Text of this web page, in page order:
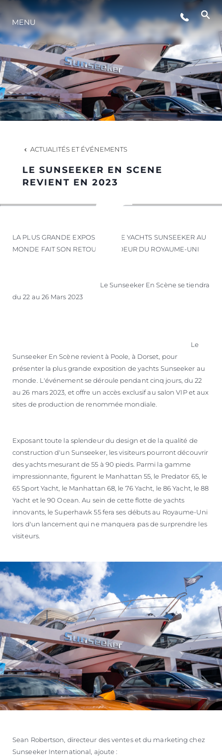
STYLE DE VIE
L'INNOVATION
LA SOCIÉTÉ
NOTRE ÉQUIPE
NOTRE HÉRITAGE
MENU
ACTUALITÉS ET ÉVÉNEMENTS
LE SUNSEEKER EN SCENE
REVIENT EN 2023
LA PLUS GRANDE EXPOSITION DE YACHTS SUNSEEKER AU
MONDE FAIT SON RETOUR AU COEUR DU ROYAUME-UNI
Le Sunseeker En Scène se tiendra
du 22 au 26 Mars 2023
Le
Sunseeker En Scène revient à Poole, à Dorset, pour
présenter la plus grande exposition de yachts Sunseeker au
monde. L'événement se déroule pendant cinq jours, du 22
au 26 mars 2023, et offre un accès exclusif au salon VIP et aux
sites de production de renommée mondiale.
Exposant toute la splendeur du design et de la qualité de
construction d'un Sunseeker, les visiteurs pourront découvrir
des yachts mesurant de 55 à 90 pieds. Parmi la gamme
impressionnante, figurent le Manhattan 55, le Predator 65, le
65 Sport Yacht, le Manhattan 68, le 76 Yacht, le 86 Yacht, le 88
Yacht et le 90 Ocean. Au sein de cette flotte de yachts
innovants, le Superhawk 55 fera ses débuts au Royaume-Uni
lors d'un lancement qui ne manquera pas de surprendre les
visiteurs.
Sean Robertson, directeur des ventes et du marketing chez
Sunseeker International, ajoute :